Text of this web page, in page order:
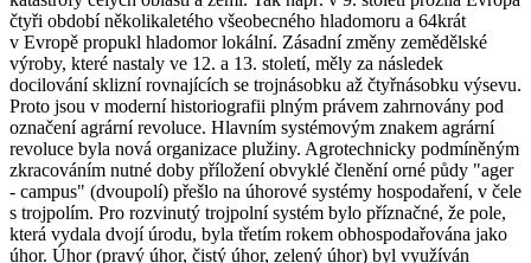
čtyři období několikaletého všeobecného hladomoru a 64krát
v Evropě propukl hladomor lokální. Zásadní změny zemědělské
výroby, které nastaly ve 12. a 13. století, měly za následek
docilování sklizní rovnajících se trojnásobku až čtyřnásobku výsevu.
Proto jsou v moderní historiografii plným právem zahrnovány pod
označení agrární revoluce. Hlavním systémovým znakem agrární
revoluce byla nová organizace plužiny. Agrotechnicky podmíněným
zkracováním nutné doby příložení obvyklé členění orné půdy "ager
- campus" (dvoupolí) přešlo na úhorové systémy hospodaření, v čele
s trojpolím. Pro rozvinutý trojpolní systém bylo příznačné, že pole,
která vydala dvojí úrodu, byla třetím rokem obhospodařována jako
úhor. Úhor (pravý úhor, čistý úhor, zelený úhor) byl využíván